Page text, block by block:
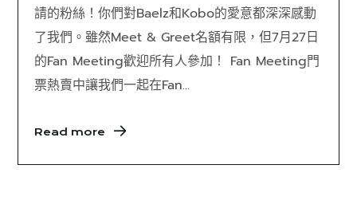
請的粉絲！你們對Baelz和Kobo的愛意都深深感動
了我們。雖然Meet & Greet名額有限，但7月27日
的Fan Meeting歡迎所有人參加！ Fan Meeting門
票熱賣中讓我們一起在Fan...
Read more